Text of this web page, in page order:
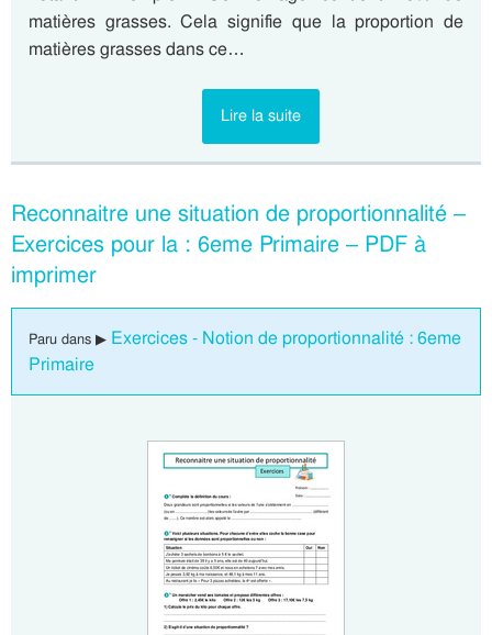
matières grasses. Cela signifie que la proportion de
matières grasses dans ce…
Lire la suite
Reconnaitre une situation de proportionnalité –
Exercices pour la : 6eme Primaire – PDF à
imprimer
Paru dans ▶ Exercices - Notion de proportionnalité : 6eme
Primaire